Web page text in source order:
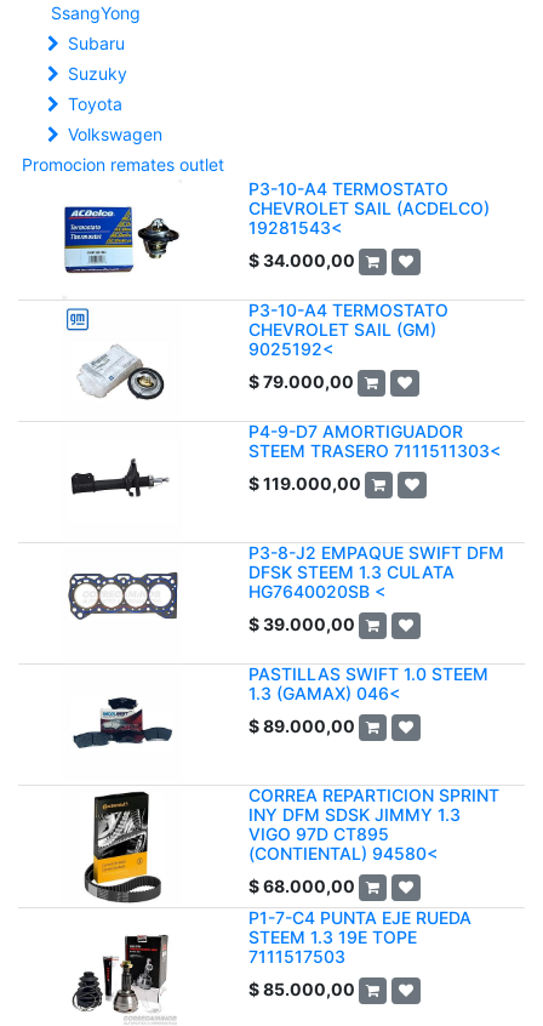
SsangYong
Subaru
Suzuky
Toyota
Volkswagen
Promocion remates outlet
P3-10-A4 TERMOSTATO
CHEVROLET SAIL (ACDELCO)
19281543<
$34.000,00
P3-10-A4 TERMOSTATO
CHEVROLET SAIL (GM)
9025192<
$79.000,00
P4-9-D7 AMORTIGUADOR
STEEM TRASERO 7111511303<
$119.000,00
P3-8-J2 EMPAQUE SWIFT DFM
DFSK STEEM 1.3 CULATA
HG7640020SB <
$39.000,00
PASTILLAS SWIFT 1.0 STEEM
1.3 (GAMAX) 046<
$89.000,00
CORREA REPARTICION SPRINT
INY DFM SDSK JIMMY 1.3
VIGO 97D CT895
(CONTIENTAL) 94580<
$68.000,00
P1-7-C4 PUNTA EJE RUEDA
STEEM 1.3 19E TOPE
7111517503
$85.000,00